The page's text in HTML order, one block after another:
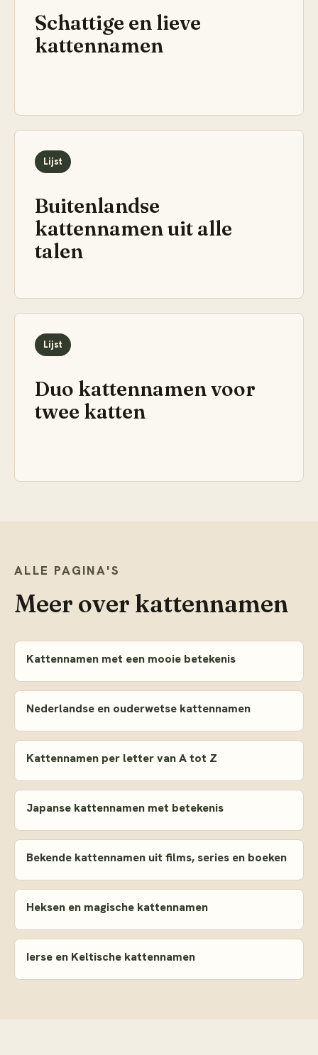
Schattige en lieve
kattennamen
Lijst
Buitenlandse
kattennamen uit alle
talen
Lijst
Duo kattennamen voor
twee katten
ALLE PAGINA'S
Meer over kattennamen
Kattennamen met een mooie betekenis
Nederlandse en ouderwetse kattennamen
Kattennamen per letter van A tot Z
Japanse kattennamen met betekenis
Bekende kattennamen uit films, series en boeken
Heksen en magische kattennamen
Ierse en Keltische kattennamen